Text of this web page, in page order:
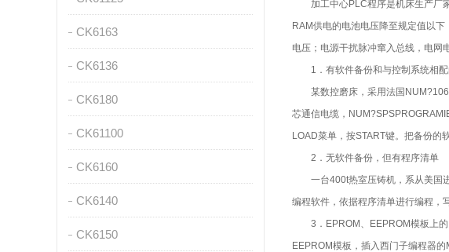
CK6163
CK6136
CK6180
CK61100
CK6160
CK6140
CK6150
加工中心PLC程序是机床生产厂家
RAM供电的电池电压降至规定值以
电压；电源干扰脉冲窜入总线，电网
1．有软件备份和与控制系统相配
某数控磨床，采用法国NUM?1060
芯通信电缆，
LOAD菜单，按START键。把备份的
2．无软件备份，但有程序清单
一台400t热室压铸机，系从美国进
编程软件，依据程序清单进行编程，
3．EPROM、EEPROM模板上的
EEPROM模板，插入西门子编程器